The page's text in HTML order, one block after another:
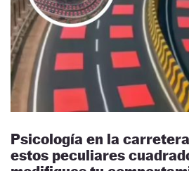
Psicología en la
estos peculiares